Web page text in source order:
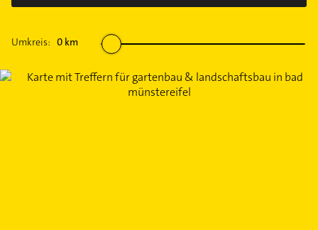
Umkreis: 0 km